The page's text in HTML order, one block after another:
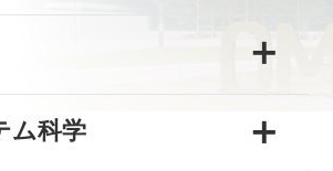
＋
ム科学 ＋